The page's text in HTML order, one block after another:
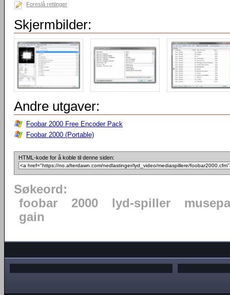
Foreslå rettinger
Skjermbilder:
Andre utgaver:
Foobar 2000 Free Encoder Pack
Foobar 2000 (Portable)
HTML-kode for å koble til denne siden:
Søkeord:
foobar
2000 lyd-spiller
gain